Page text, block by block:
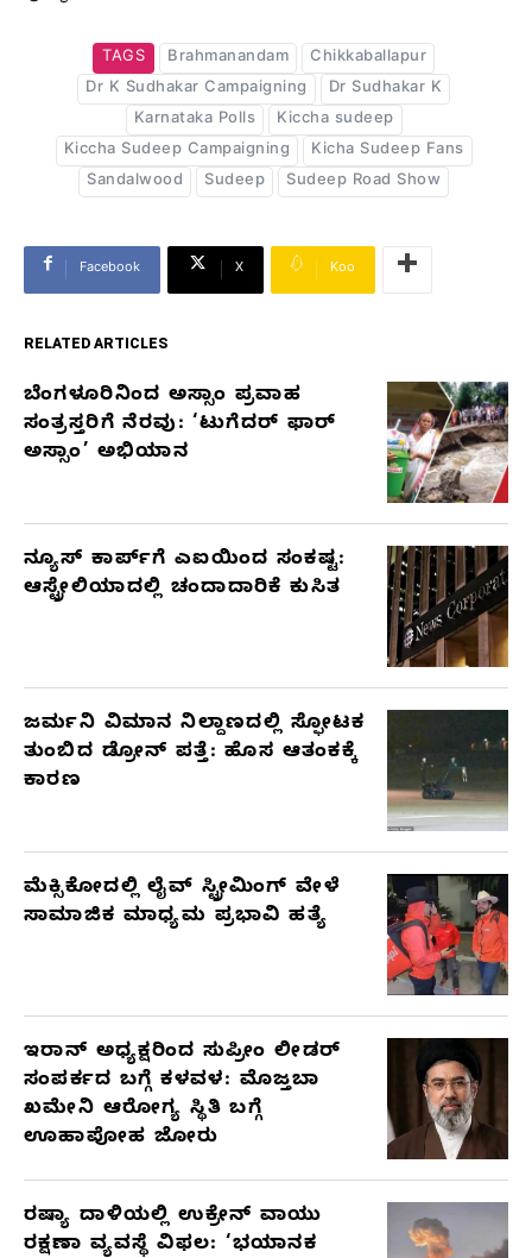
TAGS Brahmanandam
Chikkaballapur
Dr K Sudhakar Campaigning
Dr Sudhakar K
Karnataka Polls
Kiccha sudeep
Kiccha Sudeep Campaigning
Kicha Sudeep Fans
Sandalwood
Sudeep Sudeep Road Show
Facebook X Koo
RELATED ARTICLES
RELATED
ARTICLES
ಬೆಂಗಳೂರಿನಿಂದ ಅಸ್ಸಾಂ ಪ್ರವಾಹ
ಸಂತ್ರಸ್ತರಿಗೆ ನೆರವು: ‘ಟುಗೆದರ್ ಫಾರ್
ಅಸ್ಸಾಂ’ ಅಭಿಯಾನ
ನ್ಯೂಸ್ ಕಾರ್ಪ್‌ಗೆ ಎಐಯಿಂದ ಸಂಕಷ್ಟ:
ಆಸ್ಟ್ರೇಲಿಯಾದಲ್ಲಿ ಚಂದಾದಾರಿಕೆ ಕುಸಿತ
ಜರ್ಮನಿ ವಿಮಾನ ನಿಲ್ದಾಣದಲ್ಲಿ ಸ್ಫೋಟಕ
ತುಂಬಿದ ಡ್ರೋನ್ ಪತ್ತೆ: ಹೊಸ ಆತಂಕಕ್ಕೆ
ಕಾರಣ
ಮೆಕ್ಸಿಕೋದಲ್ಲಿ ಲೈವ್ ಸ್ಟ್ರೀಮಿಂಗ್ ವೇಳೆ
ಸಾಮಾಜಿಕ ಮಾಧ್ಯಮ ಪ್ರಭಾವಿ ಹತ್ಯೆ
ಇರಾನ್ ಅಧ್ಯಕ್ಷರಿಂದ ಸುಪ್ರೀಂ ಲೀಡರ್
ಸಂಪರ್ಕದ ಬಗ್ಗೆ ಕಳವಳ: ಮೊಜ್ತಬಾ
ಖಮೇನಿ ಆರೋಗ್ಯ ಸ್ಥಿತಿ ಬಗ್ಗೆ
ಊಹಾಪೋಹ ಜೋರು
ರಷ್ಯಾ ದಾಳಿಯಲ್ಲಿ ಉಕ್ರೇನ್ ವಾಯು
ರಕ್ಷಣಾ ವ್ಯವಸ್ಥೆ ವಿಫಲ: ‘ಭಯಾನಕ